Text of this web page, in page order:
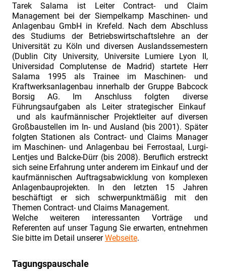
Tarek Salama ist Leiter Contract- und Claim
Management bei der Siempelkamp Maschinen- und
Anlagenbau GmbH in Krefeld. Nach dem Abschluss
des Studiums der Betriebswirtschaftslehre an der
Universität zu Köln und diversen Auslandssemestern
(Dublin City University, Universite Lumiere Lyon II,
Universidad Complutense de Madrid) startete Herr
Salama 1995 als Trainee im Maschinen- und
Kraftwerksanlagenbau innerhalb der Gruppe Babcock
Borsig AG. Im Anschluss folgten diverse
Führungsaufgaben als Leiter strategischer Einkauf
und als kaufmännischer Projektleiter auf diversen
Großbaustellen im In- und Ausland (bis 2001). Später
folgten Stationen als Contract- und Claims Manager
im Maschinen- und Anlagenbau bei Ferrostaal, Lurgi-
Lentjes und Balcke-Dürr (bis 2008). Beruflich erstreckt
sich seine Erfahrung unter anderem im Einkauf und der
kaufmännischen Auftragsabwicklung von komplexen
Anlagenbauprojekten. In den letzten 15 Jahren
beschäftigt er sich schwerpunktmäßig mit den
Themen Contract- und Claims Management.
Welche weiteren interessanten Vorträge und
Referenten auf unser Tagung Sie erwarten, entnehmen
Sie bitte im Detail unsererWebseite.
Tagungspauschale
"Industriefokus
2018:
Contract
&
Claim
Management"
Bericht
zur
Fachtagung
„Industriefokus
2019:
Contract
&
Claim
Management“
vom
02./
Fachtagung